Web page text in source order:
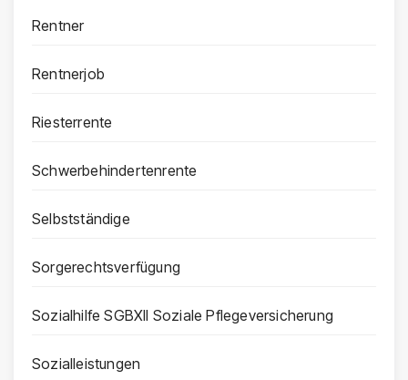
Rentner
Rentnerjob
Riesterrente
Schwerbehindertenrente
Selbstständige
Sorgerechtsverfügung
Sozialhilfe SGBXII Soziale Pflegeversicherung
Sozialleistungen